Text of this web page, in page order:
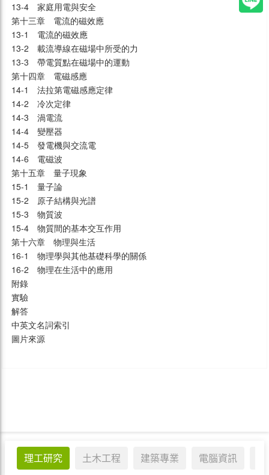
理工研究 土木工程 建築專業 電腦資訊
13-4　家庭用電與安全
第十三章　電流的磁效應
13-1　電流的磁效應
13-2　載流導線在磁場中所受的力
13-3　帶電質點在磁場中的運動
第十四章　電磁感應
14-1　法拉第電磁感應定律
14-2　冷次定律
14-3　渦電流
14-4　變壓器
14-5　發電機與交流電
14-6　電磁波
第十五章　量子現象
15-1　量子論
15-2　原子結構與光譜
15-3　物質波
15-4　物質間的基本交互作用
第十六章　物理與生活
16-1　物理學與其他基礎科學的關係
16-2　物理在生活中的應用
附錄
實驗
解答
中英文名詞索引
圖片來源